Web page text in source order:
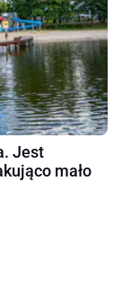
Jest
mało